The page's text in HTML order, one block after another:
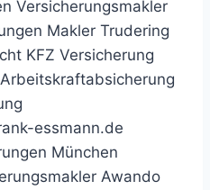
Versicherungsmakler
Makler Trudering
KFZ Versicherung
essmann.de
München
Awando